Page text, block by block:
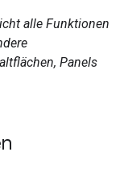
alle Funktionen
Panels